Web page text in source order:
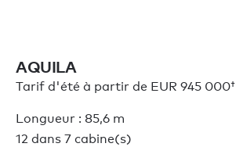
AQUILA
Tarif d'été à partir de EUR 945 000†
Longueur : 85,6 m
12 dans 7 cabine(s)